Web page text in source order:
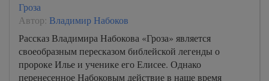
Гроза
Автор: Владимир Набоков
Рассказ Владимира Набокова «Гроза» является
своеобразным пересказом библейской легенды о
пророке Илье и ученике его Елисее. Однако
перенесенное Набоковым действие в наше время